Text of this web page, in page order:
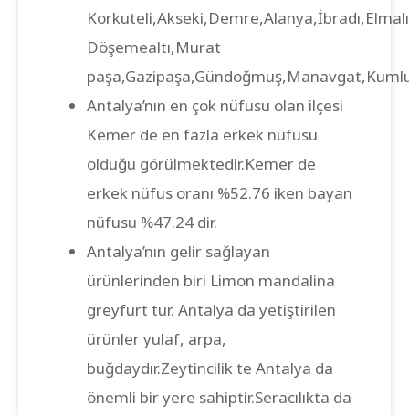
Döşemealtı,Murat
Antalya’nın en çok nüfusu olan ilçesi
Kemer de en fazla erkek nüfusu
olduğu görülmektedir.Kemer de
erkek nüfus oranı %52.76 iken bayan
nüfusu %47.24 dir.
Antalya’nın gelir sağlayan
ürünlerinden biri Limon mandalina
greyfurt tur. Antalya da yetiştirilen
ürünler yulaf, arpa,
buğdaydır.Zeytincilik te Antalya da
önemli bir yere sahiptir.Seracılıkta da